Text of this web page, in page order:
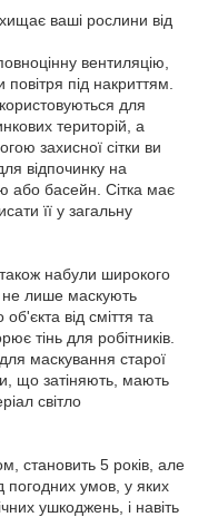
ваші рослини від
вентиляцію,
під накриттям.
для
територій, а
захисної сітки ви
відпочинку на
або басейн. Сітка має
її у загальну
також набули широкого
не лише маскують
від сміття та
тінь для робітників.
маскування старої
що затіняють, мають
світло
становить 5 років, але
погодних умов, у яких
ушкоджень, і навіть